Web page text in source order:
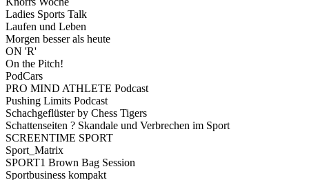
Ladies Sports Talk
Laufen und Leben
Morgen besser als heute
ON 'R'
On the Pitch!
PodCars
PRO MIND ATHLETE Podcast
Pushing Limits Podcast
Schachgeflüster by Chess Tigers
Schattenseiten ? Skandale und Verbrechen im Sport
SCREENTIME SPORT
Sport_Matrix
SPORT1 Brown Bag Session
Sportbusiness kompakt